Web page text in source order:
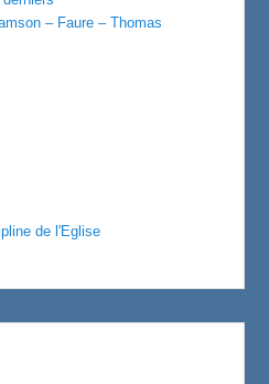
– Faure – Thomas
de l'Eglise